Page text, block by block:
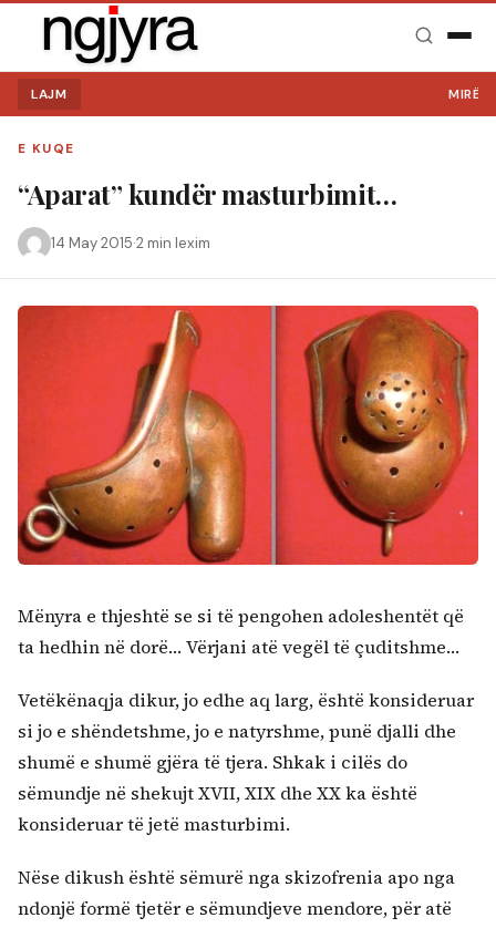
LAJM MIRË SE
E KUQE
“Aparat” kundër masturbimit…
14 May 2015·2 min lexim
Mënyra e thjeshtë se si të pengohen adoleshentët që
ta hedhin në dorë… Vërjani atë vegël të çuditshme…
Vetëkënaqja dikur, jo edhe aq larg, është konsideruar
si jo e shëndetshme, jo e natyrshme, punë djalli dhe
shumë e shumë gjëra të tjera. Shkak i cilës do
sëmundje në shekujt XVII, XIX dhe XX ka është
konsideruar të jetë masturbimi.
Nëse dikush është sëmurë nga skizofrenia apo nga
ndonjë formë tjetër e sëmundjeve mendore, për atë